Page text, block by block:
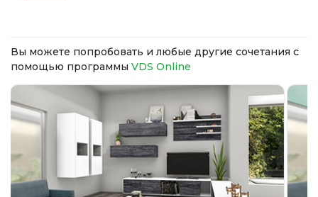
Вы можете попробовать и любые другие сочетания с
помощью программы VDS Online